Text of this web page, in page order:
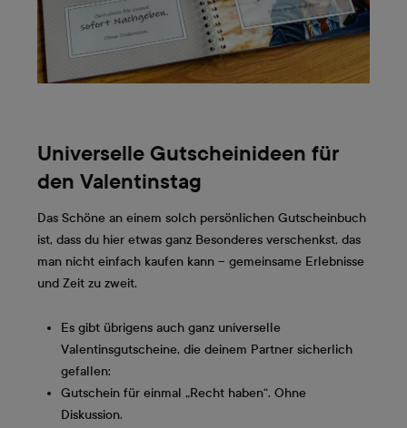
Universelle Gutscheinideen für
den Valentinstag
Das Schöne an einem solch persönlichen Gutscheinbuch
ist, dass du hier etwas ganz Besonderes verschenkst, das
man nicht einfach kaufen kann – gemeinsame Erlebnisse
und Zeit zu zweit.
Es gibt übrigens auch ganz universelle
Valentinsgutscheine, die deinem Partner sicherlich
gefallen:
Gutschein für einmal „Recht haben“. Ohne
Diskussion.